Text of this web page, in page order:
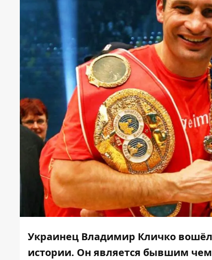
Украинец Владимир Кличко
истории. Он является бывшим